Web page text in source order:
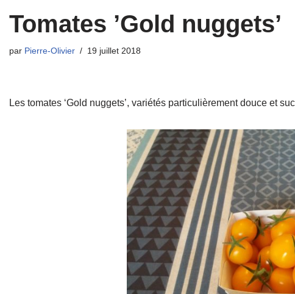
Tomates ’Gold nuggets’
par Pierre-Olivier 19 juillet 2018
Les tomates ‘Gold nuggets’, variétés particulièrement douce et